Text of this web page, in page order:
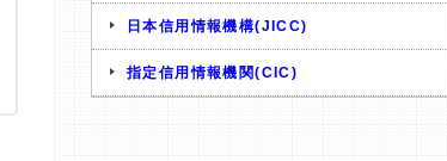
日本信用情報機構(JICC)
指定信用情報機関(CIC)